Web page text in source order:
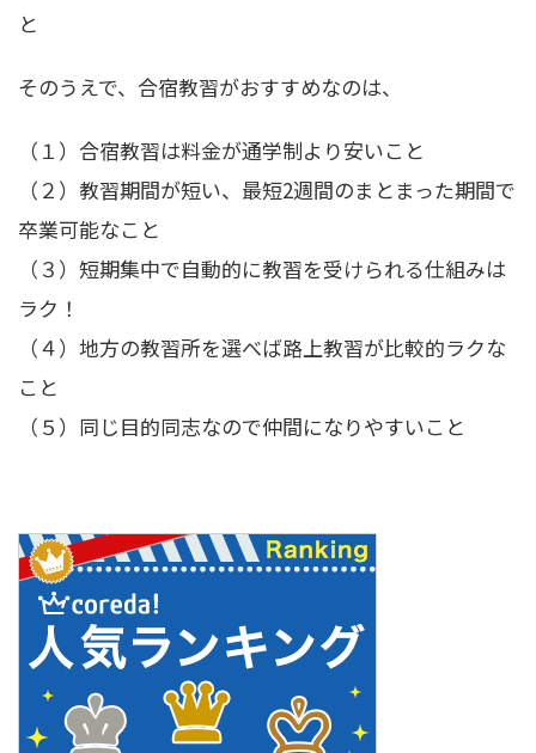
と
そのうえで、合宿教習がおすすめなのは、
（１）合宿教習は料金が通学制より安いこと
（２）教習期間が短い、最短2週間のまとまった期間で
卒業可能なこと
（３）短期集中で自動的に教習を受けられる仕組みは
ラク！
（４）地方の教習所を選べば路上教習が比較的ラクな
こと
（５）同じ目的同志なので仲間になりやすいこと